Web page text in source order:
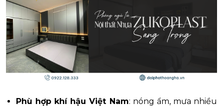
Phù hợp khí hậu Việt Nam: nóng ẩm, mưa nhiều